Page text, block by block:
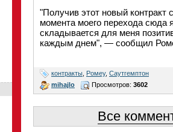
"Получив этот новый контракт
момента моего перехода сюда
складывается для меня
каждым днем", — сообщил
контракты Ромеу, Саутгемптон
mihajlo
Просмотров: 3602
Все